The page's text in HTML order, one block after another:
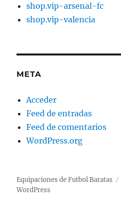
shop.vip-arsenal-fc
shop.vip-valencia
META
Acceder
Feed de entradas
Feed de comentarios
WordPress.org
Equipaciones de Futbol Baratas
WordPress